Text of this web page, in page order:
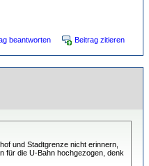
beantworten Beitrag zitieren
und Stadtgrenze nicht erinnern,
für die U-Bahn hochgezogen, denk